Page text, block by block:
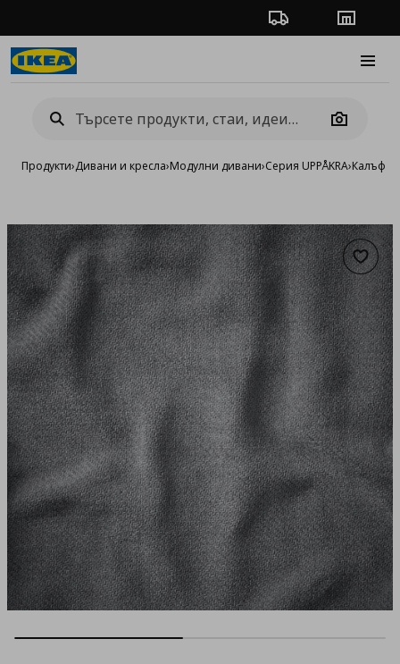
Проследяване на
Camera
Продукти›Дивани и кресла›Модулни дивани›Серия UPPÅKRA›Калъфи